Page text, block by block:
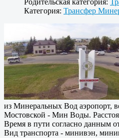
Родительская категория:
Категория: Трансфер
из Минеральных Вод аэропорт,
Мостовской - Мин Воды.
Время в пути согласно данным
Вид транспорта - минивэн,